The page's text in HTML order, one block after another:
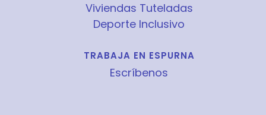
Viviendas Tuteladas
Deporte Inclusivo
TRABAJA EN ESPURNA
Escríbenos